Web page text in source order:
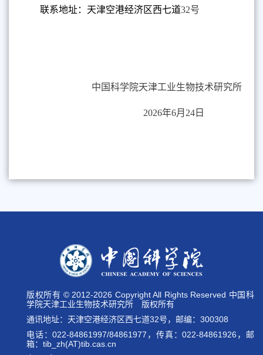
联系地址：天津空港经济区西七道32号
中国科学院天津工业生物技术研究所
2026年6月 24 日
版权所有 © 2012-2026 Copyright All Rights Reserved 中国科
学院天津工业生物技术研究所 版权所有
通讯地址：天津空港经济区西七道32号，邮编：300308
电话：022-84861997/84861977，传真：022-84861926，邮
箱：tib_zh(AT)tib.cas.cn